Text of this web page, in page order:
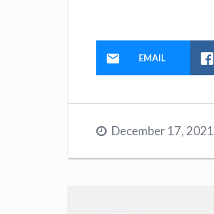
EMAIL
December 17, 2021